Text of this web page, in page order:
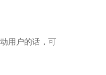
用户的话，可